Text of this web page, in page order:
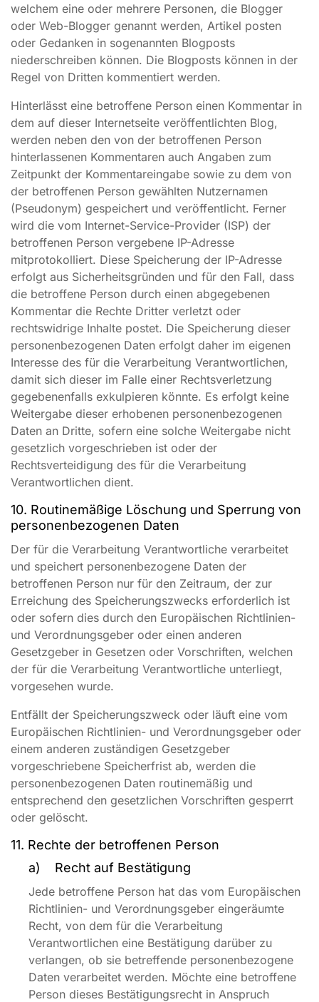
welchem eine oder mehrere Personen, die Blogger
oder Web-Blogger genannt werden, Artikel posten
oder Gedanken in sogenannten Blogposts
niederschreiben können. Die Blogposts können in der
Regel von Dritten kommentiert werden.
Hinterlässt eine betroffene Person einen Kommentar in
dem auf dieser Internetseite veröffentlichten Blog,
werden neben den von der betroffenen Person
hinterlassenen Kommentaren auch Angaben zum
Zeitpunkt der Kommentareingabe sowie zu dem von
der betroffenen Person gewählten Nutzernamen
(Pseudonym) gespeichert und veröffentlicht. Ferner
wird die vom Internet-Service-Provider (ISP) der
betroffenen Person vergebene IP-Adresse
mitprotokolliert. Diese Speicherung der IP-Adresse
erfolgt aus Sicherheitsgründen und für den Fall, dass
die betroffene Person durch einen abgegebenen
Kommentar die Rechte Dritter verletzt oder
rechtswidrige Inhalte postet. Die Speicherung dieser
personenbezogenen Daten erfolgt daher im eigenen
Interesse des für die Verarbeitung Verantwortlichen,
damit sich dieser im Falle einer Rechtsverletzung
gegebenenfalls exkulpieren könnte. Es erfolgt keine
Weitergabe dieser erhobenen personenbezogenen
Daten an Dritte, sofern eine solche Weitergabe nicht
gesetzlich vorgeschrieben ist oder der
Rechtsverteidigung des für die Verarbeitung
Verantwortlichen dient.
10. Routinemäßige Löschung und Sperrung von
personenbezogenen Daten
Der für die Verarbeitung Verantwortliche verarbeitet
und speichert personenbezogene Daten der
betroffenen Person nur für den Zeitraum, der zur
Erreichung des Speicherungszwecks erforderlich ist
oder sofern dies durch den Europäischen Richtlinien-
und Verordnungsgeber oder einen anderen
Gesetzgeber in Gesetzen oder Vorschriften, welchen
der für die Verarbeitung Verantwortliche unterliegt,
vorgesehen wurde.
Entfällt der Speicherungszweck oder läuft eine vom
Europäischen Richtlinien- und Verordnungsgeber oder
einem anderen zuständigen Gesetzgeber
vorgeschriebene Speicherfrist ab, werden die
personenbezogenen Daten routinemäßig und
entsprechend den gesetzlichen Vorschriften gesperrt
oder gelöscht.
11. Rechte der betroffenen Person
a) Recht auf Bestätigung
Jede betroffene Person hat das vom Europäischen
Richtlinien- und Verordnungsgeber eingeräumte
Recht, von dem für die Verarbeitung
Verantwortlichen eine Bestätigung darüber zu
verlangen, ob sie betreffende personenbezogene
Daten verarbeitet werden. Möchte eine betroffene
Person dieses Bestätigungsrecht in Anspruch